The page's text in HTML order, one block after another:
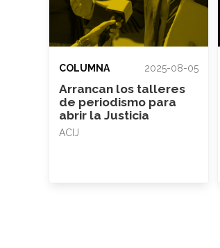
COLUMNA 2025-08-05
Arrancan los talleres
de periodismo para
abrir la Justicia
ACIJ